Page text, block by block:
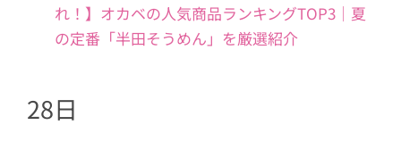
れ！】オカベの人気商品ランキングTOP3｜夏
の定番「半田そうめん」を厳選紹介
28日